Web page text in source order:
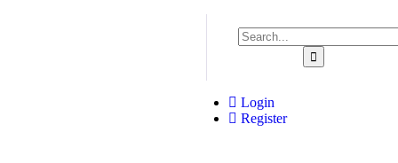
Login
Register